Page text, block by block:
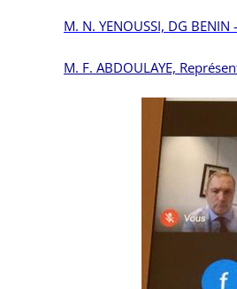
M. N. YENOUSSI, DG
M. F. ABDOULAYE,